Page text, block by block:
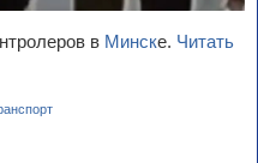
в Минске. Читать